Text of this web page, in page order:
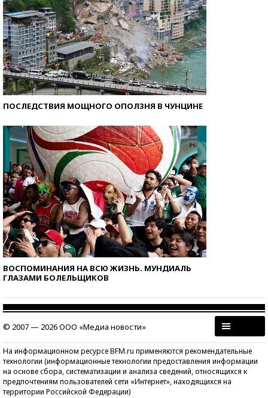
ПОСЛЕДСТВИЯ МОЩНОГО ОПОЛЗНЯ В ЧУНЦИНЕ
ВОСПОМИНАНИЯ НА ВСЮ ЖИЗНЬ. МУНДИАЛЬ
ГЛАЗАМИ БОЛЕЛЬЩИКОВ
© 2007 — 2026 ООО «Медиа новости»
На информационном ресурсе BFM.ru применяются рекомендательные
технологии (информационные технологии предоставления информации
на основе сбора, систематизации и анализа сведений, относящихся к
предпочтениям пользователей сети «Интернет», находящихся на
территории Российской Федерации)